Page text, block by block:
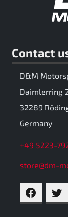
Contact
D&M
Daimlerring
32289
Germany
+49 5223-
store@dm-